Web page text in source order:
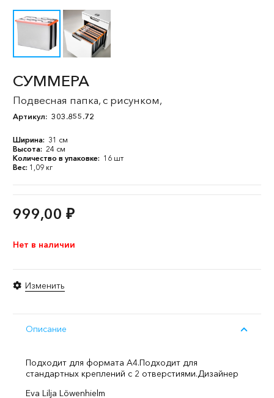
СУММЕРА
Подвесная папка, с рисунком,
Артикул: 303.855.72
Ширина: 31 см
Высота: 24 см
Количество в упаковке: 16 шт
Вес: 1,09 кг
999,00 ₽
Нет в наличии
Изменить
Описание
Подходит для формата А4.Подходит для
стандартных креплений с 2 отверстиями.Дизайнер
Eva Lilja Löwenhielm